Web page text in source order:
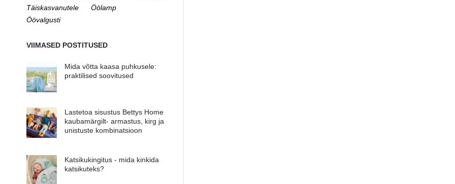
Täiskasvanutele
Öölamp
Öövalgusti
VIIMASED POSTITUSED
Mida võtta kaasa puhkusele:
praktilised soovitused
Lastetoa sisustus Bettys Home
kaubamärgilt- armastus, kirg ja
unistuste kombinatsioon
Katsikukingitus - mida kinkida
katsikuteks?